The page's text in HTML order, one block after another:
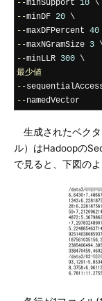
--minSupport 10
--minDF 20
--maxDFPercent 40
--maxNGramSize 3
--minLLR 300
最少値
--
--
生成されたベク
ル）はHadoopの
で見ると、下図の